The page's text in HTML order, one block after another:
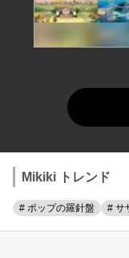
Mikiki トレンド
# ポップの羅針盤 # サ